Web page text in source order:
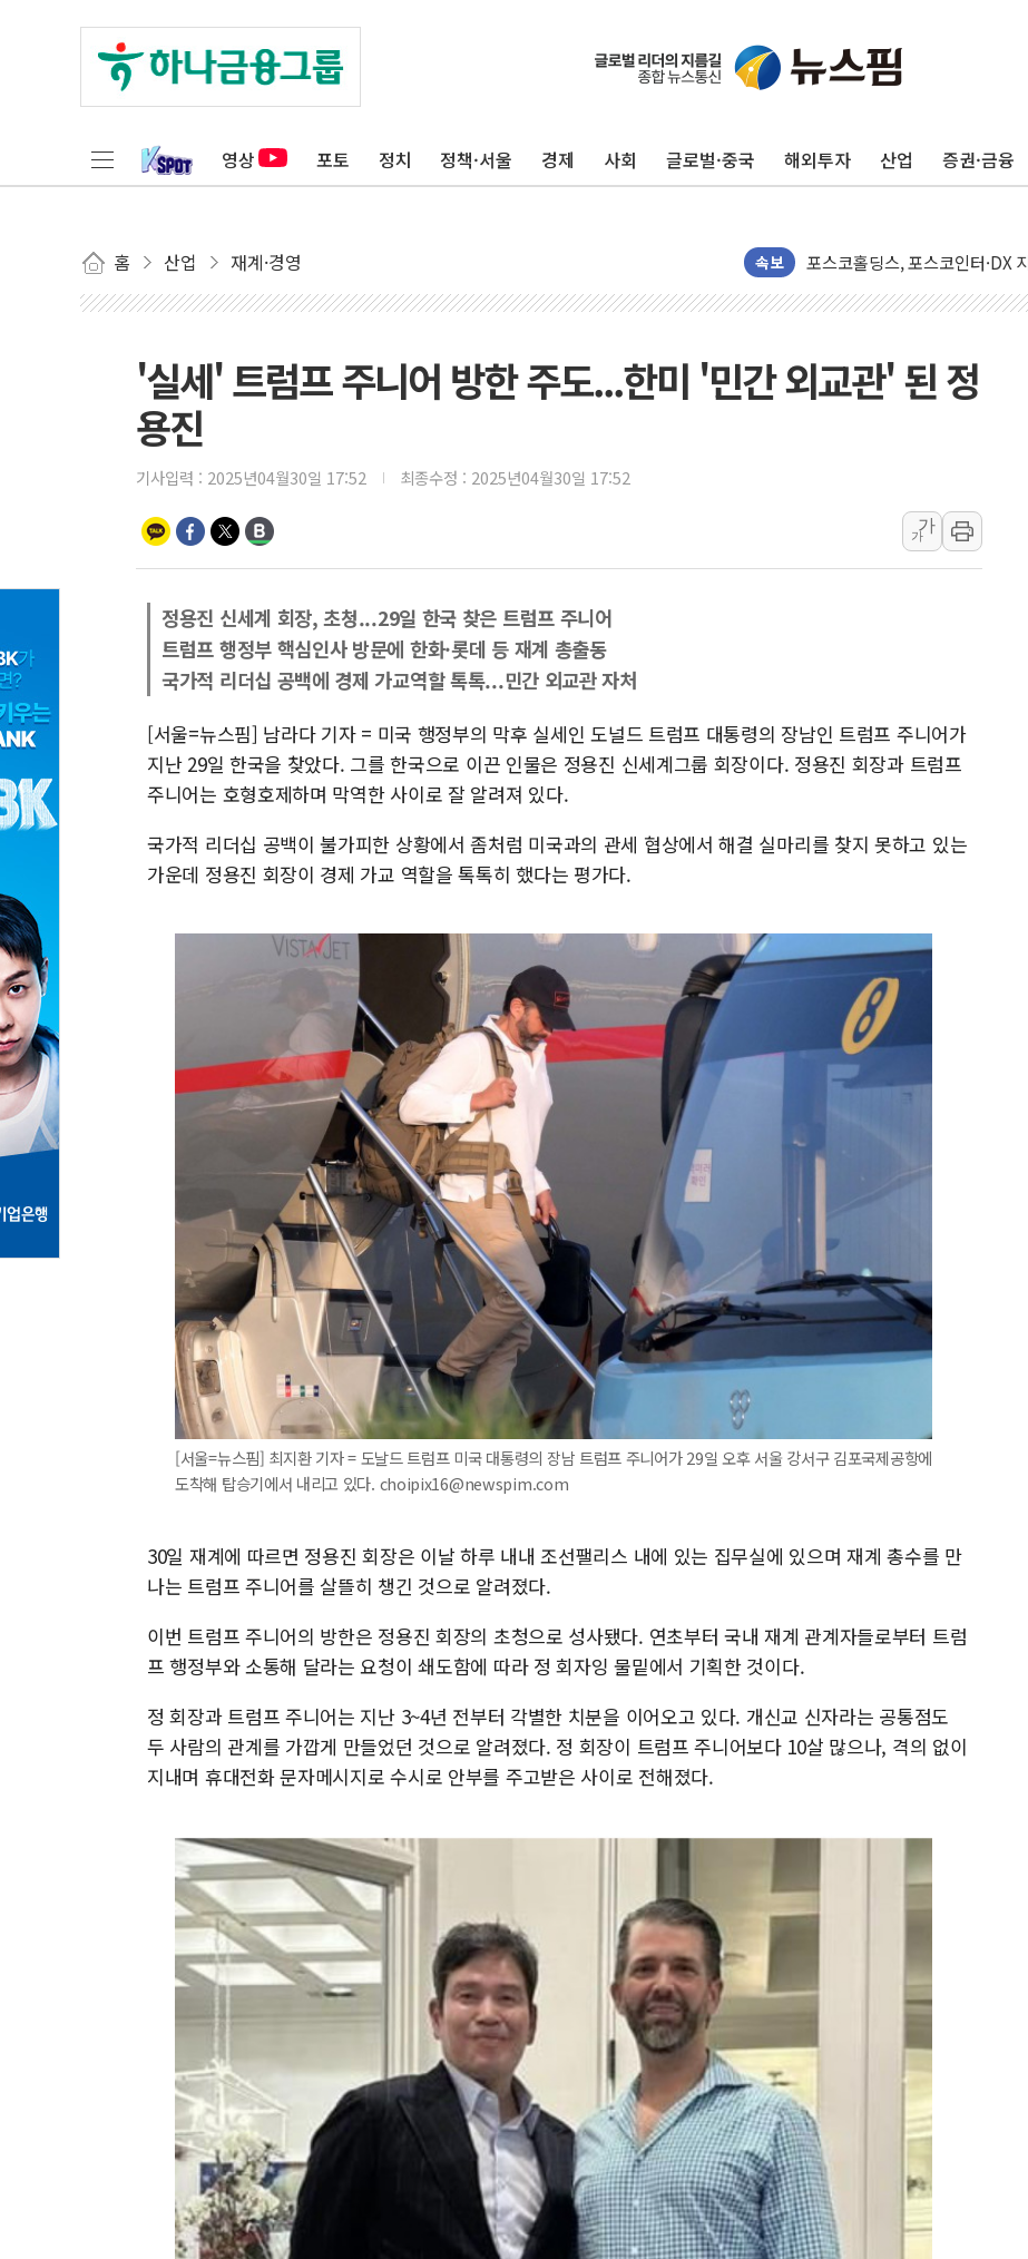
영상 포토 정치 정책·서울 경제 사회 글로벌·중국 해외투자 산업 증권·금융
홈 산업 재계·경영 속보
42.5도 역대급 폭염…동물들도
경찰, 9월부터 '가족 사건' 못
태국 학교서 중학생 총기 난사...
40.2도 찍은 서울 등 폭염중대
신세계사이먼 '대구 프리미엄
李대통령, 호우 피해 경북 안동
'변기 수리' 집주인에게 흉기
프롬바이오, 10일 거래 재개…"
NH농협생명, 농작업 중 온열
아바코, 2분기 매출 120억원
랩지노믹스 "디엑솜과 美 암
보로노이, 폐암 치료제
벼랑 끝 선 '동전주' 무더기 상
1순위보다 낮은 특별공급 경쟁
컴투스 '제우스: 오만의 신' 26
'실세' 트럼프 주니어 방한 주도...한미 '민간 외교관' 된 정
용진
기사입력 : 2025년04월30일 17:52 최종수정 : 2025년04월30일 17:52
가
가
정용진 신세계 회장, 초청...29일 한국 찾은 트럼프 주니어
트럼프 행정부 핵심인사 방문에 한화·롯데 등 재계 총출동
국가적 리더십 공백에 경제 가교역할 톡톡...민간 외교관 자처
[서울=뉴스핌] 남라다 기자 = 미국 행정부의 막후 실세인 도널드 트럼프 대통령의 장남인 트럼프 주니어가
지난 29일 한국을 찾았다. 그를 한국으로 이끈 인물은 정용진 신세계그룹 회장이다. 정용진 회장과 트럼프
주니어는 호형호제하며 막역한 사이로 잘 알려져 있다.
국가적 리더십 공백이 불가피한 상황에서 좀처럼 미국과의 관세 협상에서 해결 실마리를 찾지 못하고 있는
가운데 정용진 회장이 경제 가교 역할을 톡톡히 했다는 평가다.
[서울=뉴스핌] 최지환 기자 = 도날드 트럼프 미국 대통령의 장남 트럼프 주니어가 29일 오후 서울 강서구 김포국제공항에
도착해 탑승기에서 내리고 있다. choipix16@newspim.com
30일 재계에 따르면 정용진 회장은 이날 하루 내내 조선팰리스 내에 있는 집무실에 있으며 재계 총수를 만
나는 트럼프 주니어를 살뜰히 챙긴 것으로 알려졌다.
이번 트럼프 주니어의 방한은 정용진 회장의 초청으로 성사됐다. 연초부터 국내 재계 관계자들로부터 트럼
프 행정부와 소통해 달라는 요청이 쇄도함에 따라 정 회자잉 물밑에서 기획한 것이다.
정 회장과 트럼프 주니어는 지난 3~4년 전부터 각별한 치분을 이어오고 있다. 개신교 신자라는 공통점도
두 사람의 관계를 가깝게 만들었던 것으로 알려졌다. 정 회장이 트럼프 주니어보다 10살 많으나, 격의 없이
지내며 휴대전화 문자메시지로 수시로 안부를 주고받은 사이로 전해졌다.